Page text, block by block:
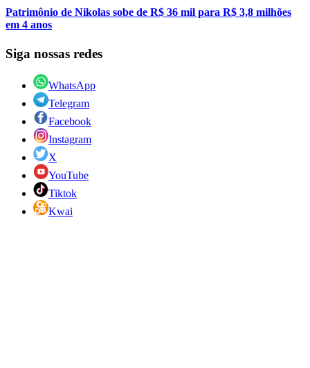
Patrimônio de Nikolas sobe de R$ 36 mil para R$ 3,8 milhões
em 4 anos
Siga nossas redes
WhatsApp
Telegram
Facebook
Instagram
X
YouTube
Tiktok
Kwai